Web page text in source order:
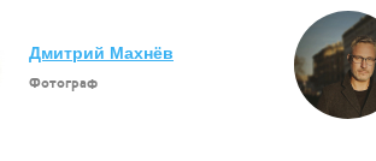
Дмитрий Махнёв
Фотограф